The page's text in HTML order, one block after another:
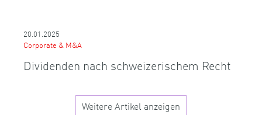
20.01.2025
Corporate & M&A
Dividenden nach schweizerischem Recht
Weitere Artikel anzeigen